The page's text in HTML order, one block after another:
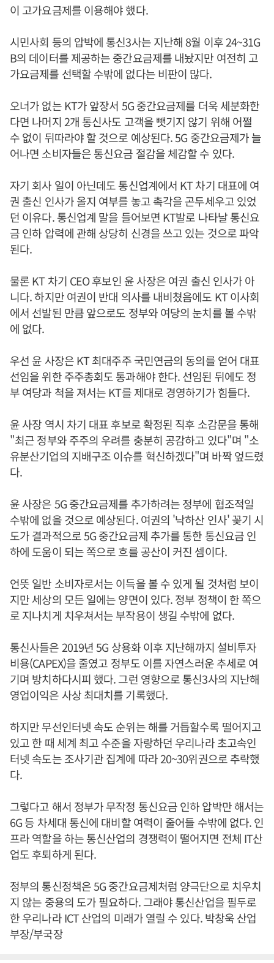
이 고가요금제를 이용해야 했다.
시민사회 등의 압박에 통신3사는 지난해 8월 이후 24~31G
B의 데이터를 제공하는 중간요금제를 내놨지만 여전히 고
가요금제를 선택할 수밖에 없다는 비판이 많다.
오너가 없는 KT가 앞장서 5G 중간요금제를 더욱 세분화한
다면 나머지 2개 통신사도 고객을 뺏기지 않기 위해 어쩔
수 없이 뒤따라야 할 것으로 예상된다. 5G 중간요금제가 늘
어나면 소비자들은 통신요금 절감을 체감할 수 있다.
자기 회사 일이 아닌데도 통신업계에서 KT 차기 대표에 여
권 출신 인사가 올지 여부를 놓고 촉각을 곤두세우고 있었
던 이유다. 통신업계 말을 들어보면 KT발로 나타날 통신요
금 인하 압력에 관해 상당히 신경을 쓰고 있는 것으로 파악
된다.
물론 KT 차기 CEO 후보인 윤 사장은 여권 출신 인사가 아
니다. 하지만 여권이 반대 의사를 내비쳤음에도 KT 이사회
에서 선발된 만큼 앞으로도 정부와 여당의 눈치를 볼 수밖
에 없다.
우선 윤 사장은 KT 최대주주 국민연금의 동의를 얻어 대표
선임을 위한 주주총회도 통과해야 한다. 선임된 뒤에도 정
부 여당과 척을 져서는 KT를 제대로 경영하기가 힘들다.
윤 사장 역시 차기 대표 후보로 확정된 직후 소감문을 통해
"최근 정부와 주주의 우려를 충분히 공감하고 있다"며 "소
유분산기업의 지배구조 이슈를 혁신하겠다"며 바짝 엎드렸
다.
윤 사장은 5G 중간요금제를 추가하려는 정부에 협조적일
수밖에 없을 것으로 예상된다. 여권의 '낙하산 인사' 꽂기 시
도가 결과적으로 5G 중간요금제 추가를 통한 통신요금 인
하에 도움이 되는 쪽으로 흐를 공산이 커진 셈이다.
언뜻 일반 소비자로서는 이득을 볼 수 있게 될 것처럼 보이
지만 세상의 모든 일에는 양면이 있다. 정부 정책이 한 쪽으
로 지나치게 치우쳐서는 부작용이 생길 수밖에 없다.
통신사들은 2019년 5G 상용화 이후 지난해까지 설비투자
비용(CAPEX)을 줄였고 정부도 이를 자연스러운 추세로 여
기며 방치하다시피 했다. 그런 영향으로 통신3사의 지난해
영업이익은 사상 최대치를 기록했다.
하지만 무선인터넷 속도 순위는 해를 거듭할수록 떨어지고
있고 한 때 세계 최고 수준을 자랑하던 우리나라 초고속인
터넷 속도는 조사기관 집계에 따라 20~30위권으로 추락했
다.
그렇다고 해서 정부가 무작정 통신요금 인하 압박만 해서는
6G 등 차세대 통신에 대비할 여력이 줄어들 수밖에 없다. 인
프라 역할을 하는 통신산업의 경쟁력이 떨어지면 전체 IT산
업도 후퇴하게 된다.
정부의 통신정책은 5G 중간요금제처럼 양극단으로 치우치
지 않는 중용의 도가 필요하다. 그래야 통신산업을 필두로
한 우리나라 ICT 산업의 미래가 열릴 수 있다. 박창욱 산업
부장/부국장